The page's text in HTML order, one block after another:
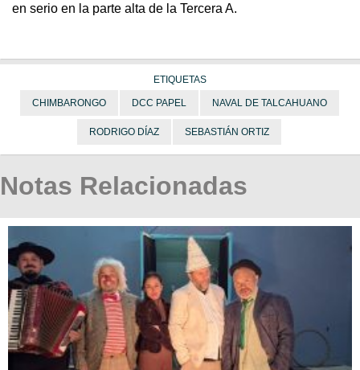
en serio en la parte alta de la Tercera A.
ETIQUETAS
CHIMBARONGO DCC PAPEL NAVAL DE TALCAHUANO
RODRIGO DÍAZ SEBASTIÁN ORTIZ
Notas Relacionadas